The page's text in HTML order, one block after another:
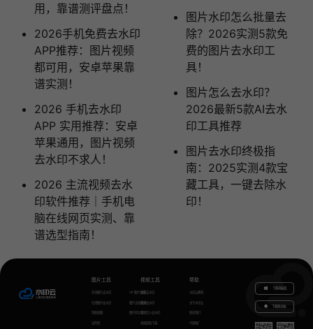
用，靠谱测评盘点！
2026手机免费去水印
APP推荐：图片视频
都可用，安卓苹果靠
谱实测！
2026 手机去水印
APP 实用推荐：安卓
苹果通用，图片视频
去水印不求人！
2026 主流视频去水
印软件推荐｜手机电
脑在线网页实测、靠
谱选型指南！
图片水印怎么批量去
除？2026实测5款免
费的图片去水印工
具！
图片怎么去水印？
2026最新5款AI去水
印工具推荐
图片去水印终极指
南：2025实测4款宝
藏工具，一键去除水
印！
图片工具
在线图片去水印
在线图片加水印
智能抠图
证件照
GIF图片生成
图片无损放大
图片转文字
视频工具
视频去水印
视频加水印
视频怎么去水印
视频提取下载
帮助
水印云教程
关于水印云
联系我们
代理推广
下载电脑版
下载移动端